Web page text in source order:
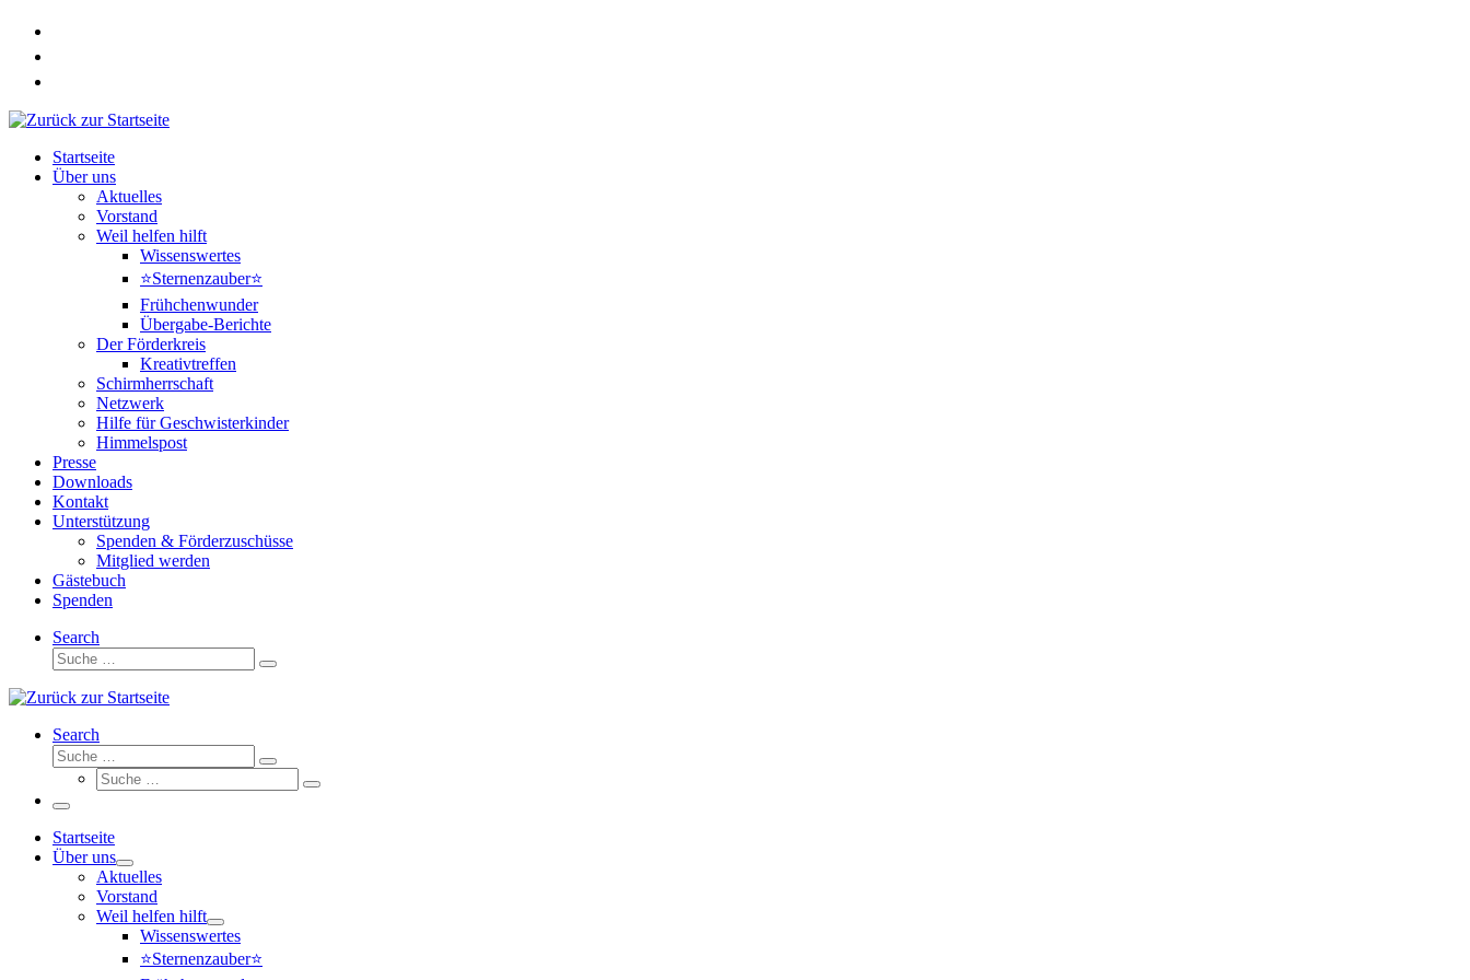
Zum
springen
Startseite
Über uns
Aktuelles
Vorstand
Weil helfen hilft
Wissenswertes
⭐Sternenzauber⭐
Frühchenwunder
Übergabe-Berichte
Der Förderkreis
Kreativtreffen
Schirmherrschaft
Netzwerk
Hilfe für Geschwisterkinder
Himmelspost
Presse
Downloads
Kontakt
Unterstützung
Spenden & Förderzuschüsse
Mitglied werden
Gästebuch
Spenden
Search
Suche
Suche
Search
Suche
Suche
Suche
Suche
Menü
Startseite
Über uns
Aktuelles
Vorstand
Weil helfen hilft
Wissenswertes
⭐Sternenzauber⭐